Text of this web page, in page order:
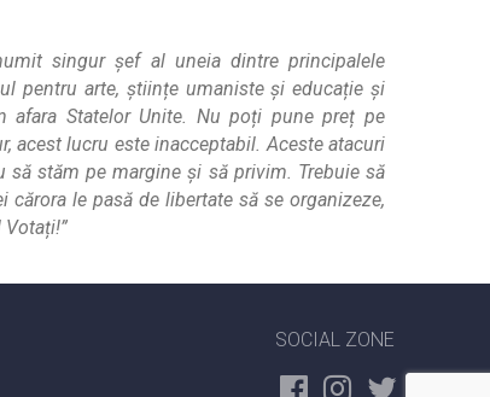
singur șef al uneia dintre principalele
pentru arte, științe umaniste și educație și
Statelor Unite. Nu poți pune preț pe
acest lucru este inacceptabil. Aceste atacuri
stăm pe margine și să privim. Trebuie să
le pasă de libertate să se organizeze,
SOCIAL ZONE